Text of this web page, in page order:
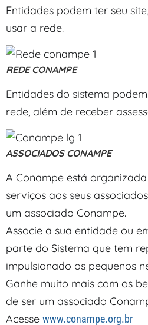
Entidades podem ter seu
usar a rede.
REDE CONAMPE
Entidades do sistema
rede, além de receber
ASSOCIADOS CONAMPE
A Conampe está
serviços aos seus
um associado Conampe.
Associe a sua entidade ou
parte do Sistema que tem
impulsionado os pequenos
Ganhe muito mais com os
de ser um associado
Acesse www.conampe.org.br